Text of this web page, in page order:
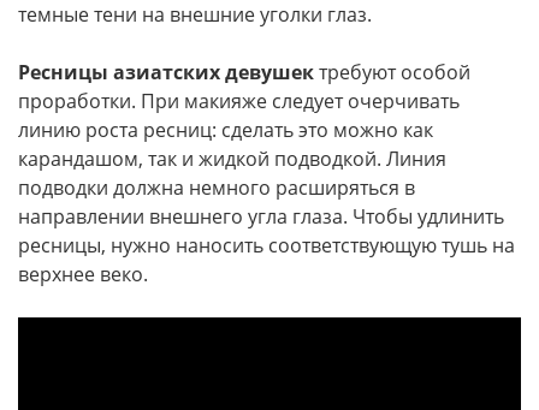
темные тени на внешние уголки глаз.
Ресницы азиатских девушектребуют особой
проработки. При макияже следует очерчивать
линию роста ресниц: сделать это можно как
карандашом, так и жидкой подводкой. Линия
подводки должна немного расширяться в
направлении внешнего угла глаза. Чтобы удлинить
ресницы, нужно наносить соответствующую тушь на
верхнее веко.